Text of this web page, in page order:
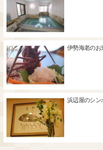
伊勢海老のお
浜辺屋のシ